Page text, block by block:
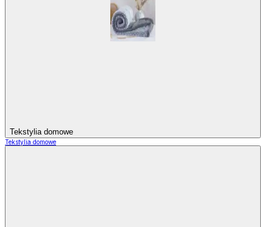
Tekstylia domowe
Tekstylia domowe